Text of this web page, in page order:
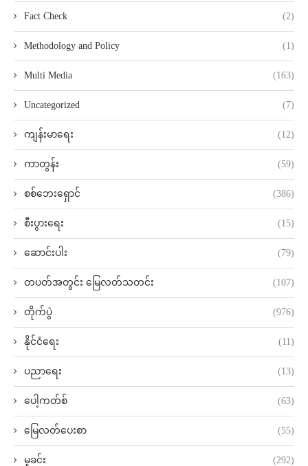
Fact Check (2)
Methodology and Policy (1)
Multi Media (163)
Uncategorized (7)
ကျန်းမာရေး (12)
ကာတွန်း (59)
စစ်ဘေးရှောင် (386)
စီးပွားရေး (15)
ဆောင်းပါး (79)
တပတ်အတွင်း မြေလတ်သတင်း (107)
တိုက်ပွဲ (976)
နိုင်ငံရေး (11)
ပညာရေး (13)
ပေါ့ကတ်စ် (63)
မြေလတ်ပေးစာ (55)
မှုခင်း (292)